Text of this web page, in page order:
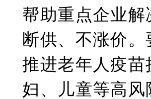
帮助重点企业
断供、不涨价
推进老年人疫
妇、儿童等高